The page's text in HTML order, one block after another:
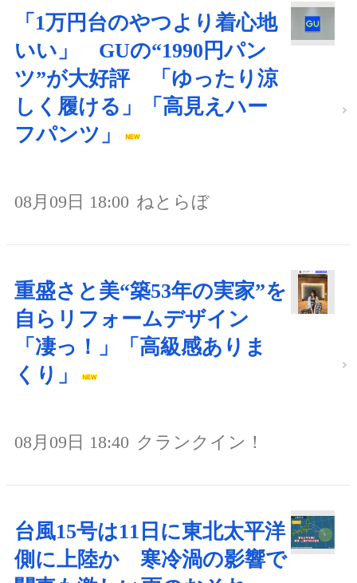
「1万円台のやつより着心地
いい」 GUの“1990円パン
ツ”が大好評 「ゆったり涼
しく履ける」「高見えハー
フパンツ」
08月09日 18:00 ねとらぼ
重盛さと美“築53年の実家”を
自らリフォームデザイン
「凄っ！」「高級感ありま
くり」
08月09日 18:40 クランクイン！
台風15号は11日に東北太平洋
側に上陸か 寒冷渦の影響で